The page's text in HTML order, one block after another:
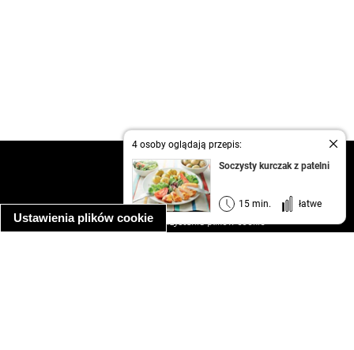
Ustawienia plików cookie
4 osoby oglądają przepis:
Soczysty kurczak z patelni
15 min. łatwe
kontakt
regulamin
informacja o prywatności
informacja o wykorzystaniu plików cookie